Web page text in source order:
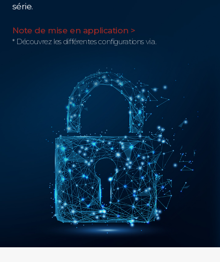
série.
Note de mise en application >
* Découvrez les différentes configurations via.